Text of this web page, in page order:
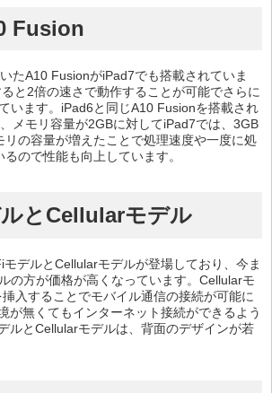
Fusion
たA10 FusionがiPad7でも搭載されていま
と2倍の速さで動作することが可能でさらに
います。iPad6と同じA10 Fusionを搭載され
メモリ容量が2GBに対してiPad7では、3GB
リの容量が増えたことで処理速度や一度に処
ので性能も向上しています。
とCellularモデル
デルとCellularモデルが登場しており、今ま
の方が価格が高くなっています。Cellularモ
入することでモバイル通信の接続が可能に
が無くてもインターネット接続ができるよう
ルとCellularモデルは、背面のデザインが若